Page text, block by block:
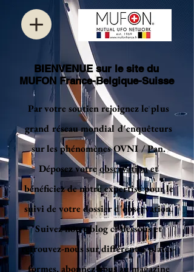
BIENVENUE sur le site du
MUFON France-Belgique-Suisse
Par votre soutien rejoignez le plus
grand réseau mondial d'enquêteurs
sur les phénomènes OVNI / Pan.
Déposez votreobservationet
bénéficiez de notre expertise pour le
suivi de votre dossier d'observation.
Suivez notre blog ci-dessous et
retrouvez-nous sur différentes plates-
formes, abonnez-vous au magazine